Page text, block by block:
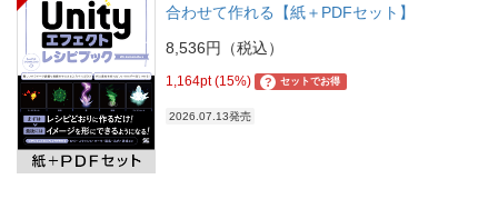
合わせて作れる【紙＋PDFセット】
8,536円（税込）
1,164pt (15%) ? セットでお得
2026.07.13発売